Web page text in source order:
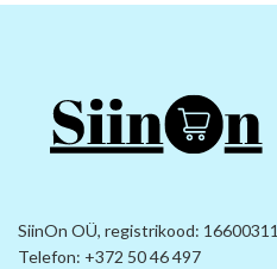
SiinOn OÜ, registrikood: 16600311
Telefon: +372 50 46 497